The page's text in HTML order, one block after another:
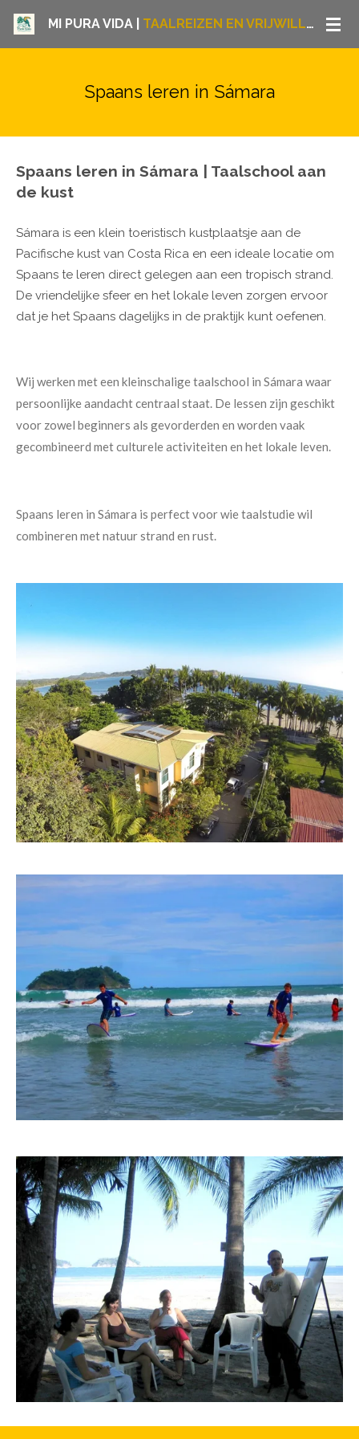
Ga
MI PURA VIDA | TAALREIZEN EN VRIJWILLIGERSWERK COSTA RICA
Spaans leren in Sámara
Spaans leren in Sámara | Taalschool aan
de kust
Sámara is een klein toeristisch kustplaatsje aan de
Pacifische kust van Costa Rica en een ideale locatie om
Spaans te leren direct gelegen aan een tropisch strand.
De vriendelijke sfeer en het lokale leven zorgen ervoor
dat je het Spaans dagelijks in de praktijk kunt oefenen.
Wij werken met een kleinschalige taalschool in Sámara waar
persoonlijke aandacht centraal staat. De lessen zijn geschikt
voor zowel beginners als gevorderden en worden vaak
gecombineerd met culturele activiteiten en het lokale leven.
Spaans leren in Sámara is perfect voor wie taalstudie wil
combineren met natuur strand en rust.